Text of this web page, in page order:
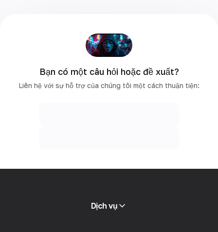
Bạn có một câu hỏi hoặc đề xuất?
Liên hệ với sự hỗ trợ của chúng tôi một cách thuận tiện:
Dịch vụ